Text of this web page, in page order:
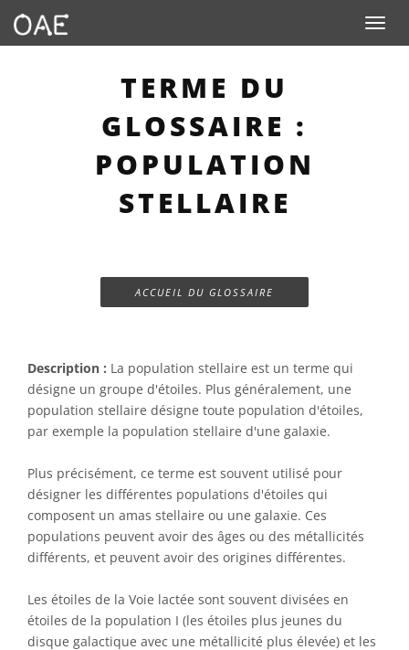
Toggle
TERME DU
GLOSSAIRE :
POPULATION
STELLAIRE
ACCUEIL DU GLOSSAIRE
Description : La population stellaire est un terme qui
désigne un groupe d'étoiles. Plus généralement, une
population stellaire désigne toute population d'étoiles,
par exemple la population stellaire d'une galaxie.
Plus précisément, ce terme est souvent utilisé pour
désigner les différentes populations d'étoiles qui
composent un amas stellaire ou une galaxie. Ces
populations peuvent avoir des âges ou des métallicités
différents, et peuvent avoir des origines différentes.
Les étoiles de la Voie lactée sont souvent divisées en
étoiles de la population I (les étoiles plus jeunes du
disque galactique avec une métallicité plus élevée) et les